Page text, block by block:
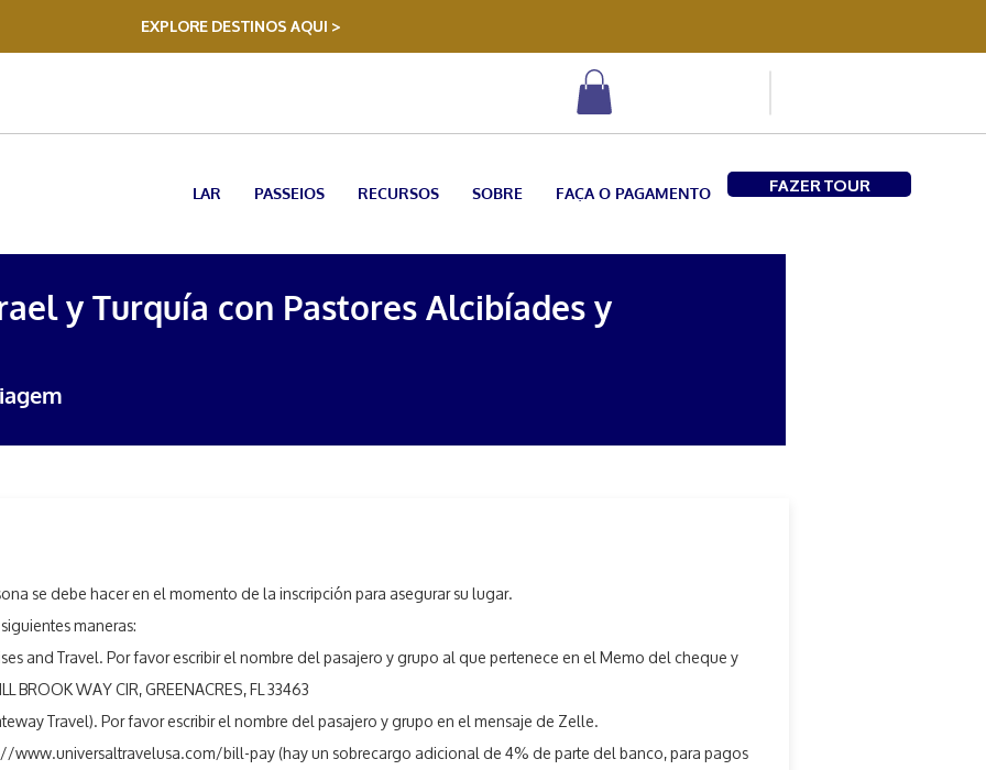
EXPLORE DESTINOS AQUI >
LAR PASSEIOS RECURSOS SOBRE FAÇA O PAGAMENTO FAZER TOUR
y Turquía con Pastores Alcibíades y
se debe hacer en el momento de la inscripción para asegurar su lugar.
maneras:
and Travel. Por favor escribir el nombre del pasajero y grupo al que pertenece en el Memo del cheque y
WAY CIR, GREENACRES, FL 33463
Travel). Por favor escribir el nombre del pasajero y grupo en el mensaje de Zelle.
www.universaltravelusa.com/bill-pay(hay un sobrecargo adicional de 4% de parte del banco, para pagos